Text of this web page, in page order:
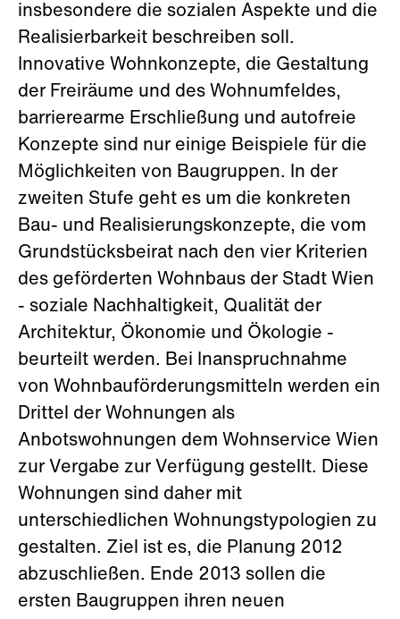
insbesondere die sozialen Aspekte und die
Realisierbarkeit beschreiben soll.
Innovative Wohnkonzepte, die Gestaltung
der Freiräume und des Wohnumfeldes,
barrierearme Erschließung und autofreie
Konzepte sind nur einige Beispiele für die
Möglichkeiten von Baugruppen. In der
zweiten Stufe geht es um die konkreten
Bau- und Realisierungskonzepte, die vom
Grundstücksbeirat nach den vier Kriterien
des geförderten Wohnbaus der Stadt Wien
- soziale Nachhaltigkeit, Qualität der
Architektur, Ökonomie und Ökologie -
beurteilt werden. Bei Inanspruchnahme
von Wohnbauförderungsmitteln werden ein
Drittel der Wohnungen als
Anbotswohnungen dem Wohnservice Wien
zur Vergabe zur Verfügung gestellt. Diese
Wohnungen sind daher mit
unterschiedlichen Wohnungstypologien zu
gestalten. Ziel ist es, die Planung 2012
abzuschließen. Ende 2013 sollen die
ersten Baugruppen ihren neuen